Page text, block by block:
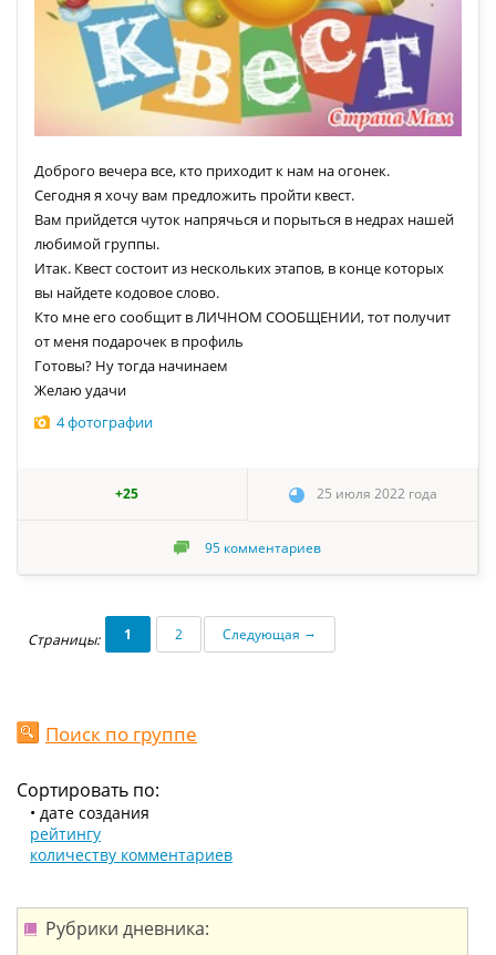
Доброго вечера все, кто приходит к нам на огонек.
Сегодня я хочу вам предложить пройти квест.
Вам прийдется чуток напрячься и порыться в недрах нашей
любимой группы.
Итак. Квест состоит из нескольких этапов, в конце которых
вы найдете кодовое слово.
Кто мне его сообщит в ЛИЧНОМ СООБЩЕНИИ, тот получит
от меня подарочек в профиль
Готовы? Ну тогда начинаем
Желаю удачи
4 фотографии
+25 25 июля 2022 года
95 комментариев
Страницы: 1 2 Следующая →
Поиск по группе
Сортировать по:
• дате создания
рейтингу
количеству комментариев
Рубрики дневника: